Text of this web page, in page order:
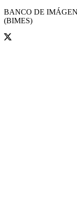
BANCO DE
(BIMES)